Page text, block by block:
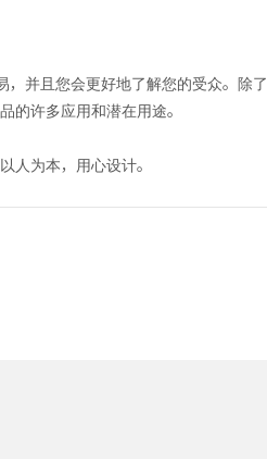
并且您会更好地了解您的受众。除了
的许多应用和潜在用途。
人为本，用心设计。